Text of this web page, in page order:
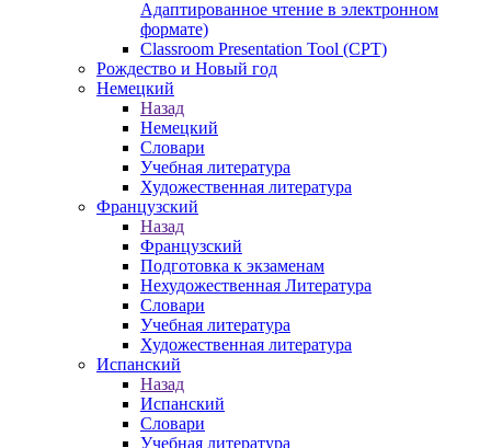
Адаптированное чтение в электронном
формате)
Classroom Presentation Tool (CPT)
Рождество и Новый год
Немецкий
Назад
Немецкий
Словари
Учебная литература
Художественная литература
Французский
Назад
Французский
Подготовка к экзаменам
Нехудожественная Литература
Словари
Учебная литература
Художественная литература
Испанский
Назад
Испанский
Словари
Учебная литература